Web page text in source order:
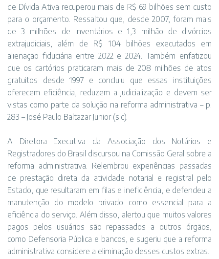
de Dívida Ativa recuperou mais de R$ 69 bilhões sem custo
para o orçamento. Ressaltou que, desde 2007, foram mais
de 3 milhões de inventários e 1,3 milhão de divórcios
extrajudiciais, além de R$ 104 bilhões executados em
alienação fiduciária entre 2022 e 2024. Também enfatizou
que os cartórios praticaram mais de 208 milhões de atos
gratuitos desde 1997 e concluiu que essas instituições
oferecem eficiência, reduzem a judicialização e devem ser
vistas como parte da solução na reforma administrativa – p.
283 – José Paulo Baltazar Junior (sic).
A Diretora Executiva da Associação dos Notários e
Registradores do Brasil discursou na Comissão Geral sobre a
reforma administrativa. Relembrou experiências passadas
de prestação direta da atividade notarial e registral pelo
Estado, que resultaram em filas e ineficiência, e defendeu a
manutenção do modelo privado como essencial para a
eficiência do serviço. Além disso, alertou que muitos valores
pagos pelos usuários são repassados a outros órgãos,
como Defensoria Pública e bancos, e sugeriu que a reforma
administrativa considere a eliminação desses custos extras.